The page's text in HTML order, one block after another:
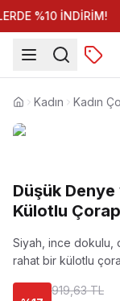
%10 İNDİRİM!
Anasayfa
Kadın Kadın
Düşük Denye
Külotlu
Siyah, ince dokulu,
rahat bir külotlu
919,63 TL